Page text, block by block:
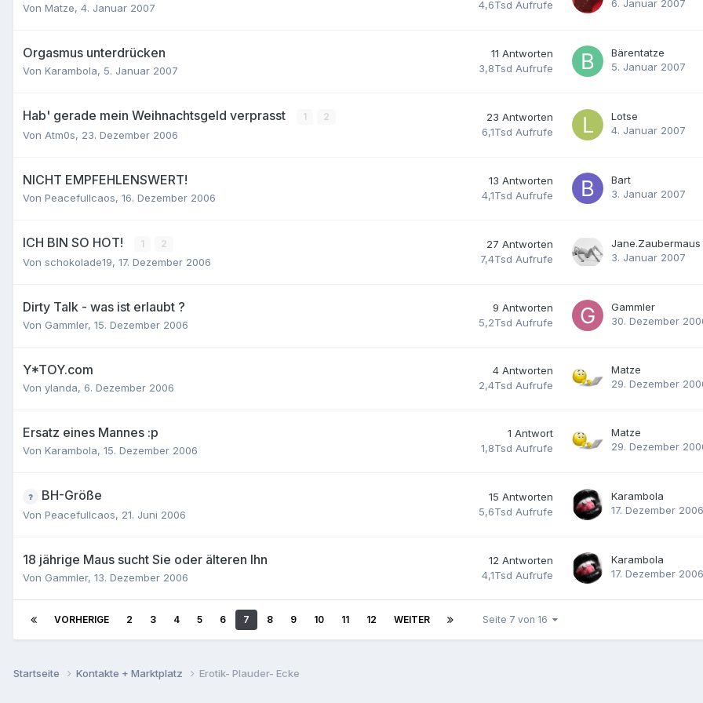
Von Matze, 4. Januar 2007 4,6Tsd Aufrufe 6. Januar 2007
Orgasmus unterdrücken
Von Karambola, 5. Januar 2007
11 Antworten
3,8Tsd Aufrufe
Bärentatze
5. Januar 2007
Hab' gerade mein Weihnachtsgeld verprasst 1 2
Von Atm0s, 23. Dezember 2006
23 Antworten
6,1Tsd Aufrufe
Lotse
4. Januar 2007
NICHT EMPFEHLENSWERT!
Von Peacefullcaos, 16. Dezember 2006
13 Antworten
4,1Tsd Aufrufe
Bart
3. Januar 2007
ICH BIN SO HOT! 1 2
Von schokolade19, 17. Dezember 2006
27 Antworten
7,4Tsd Aufrufe
Jane.Zaubermaus
3. Januar 2007
Dirty Talk - was ist erlaubt ?
Von Gammler, 15. Dezember 2006
9 Antworten
5,2Tsd Aufrufe
Gammler
30. Dezember
Y*TOY.com
Von ylanda, 6. Dezember 2006
4 Antworten
2,4Tsd Aufrufe
Matze
29. Dezember
Ersatz eines Mannes :p
Von Karambola, 15. Dezember 2006
1 Antwort
1,8Tsd Aufrufe
Matze
29. Dezember
BH-Größe
Von Peacefullcaos, 21. Juni 2006
15 Antworten
5,6Tsd Aufrufe
Karambola
17. Dezember 2006
18 jährige Maus sucht Sie oder älteren Ihn
Von Gammler, 13. Dezember 2006
12 Antworten
4,1Tsd Aufrufe
Karambola
17. Dezember 2006
VORHERIGE 2 3 4 5 6 7 8 9 10 11 12 WEITER Seite 7 von 16
Startseite Kontakte + Marktplatz Erotik- Plauder- Ecke